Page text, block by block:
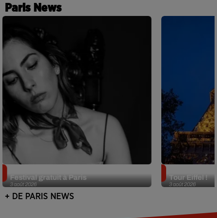
Paris News
3 août 2026
Festival gratuit à Paris
3 août 2026
Tour Eiffel !
+ DE PARIS NEWS